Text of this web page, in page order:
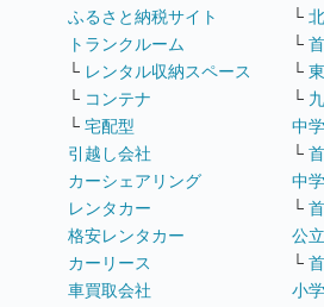
ふるさと納税サイト
トランクルーム
└ レンタル収納スペース
└ コンテナ
└ 宅配型
引越し会社
カーシェアリング
レンタカー
格安レンタカー
カーリース
車買取会社
└
└
└
└
中
└
中
└
公
└
小